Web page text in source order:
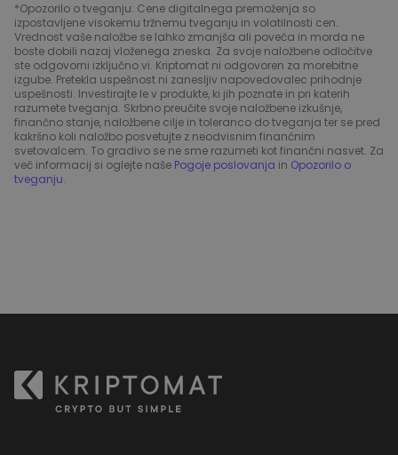
*Opozorilo o tveganju: Cene digitalnega premoženja so
izpostavljene visokemu tržnemu tveganju in volatilnosti cen.
Vrednost vaše naložbe se lahko zmanjša ali poveča in morda ne
boste dobili nazaj vloženega zneska. Za svoje naložbene odločitve
ste odgovorni izključno vi. Kriptomat ni odgovoren za morebitne
izgube. Pretekla uspešnost ni zanesljiv napovedovalec prihodnje
uspešnosti. Investirajte le v produkte, ki jih poznate in pri katerih
razumete tveganja. Skrbno preučite svoje naložbene izkušnje,
finančno stanje, naložbene cilje in toleranco do tveganja ter se pred
kakršno koli naložbo posvetujte z neodvisnim finančnim
svetovalcem. To gradivo se ne sme razumeti kot finančni nasvet. Za
več informacij si oglejte naše Pogoje poslovanja in Opozorilo o
tveganju.